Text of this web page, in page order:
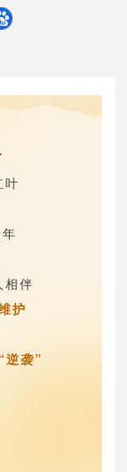
叶
相伴
护
逆袭”